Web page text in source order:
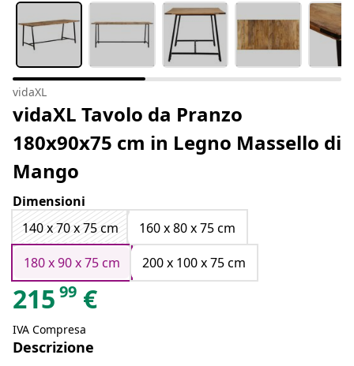
vidaXL
vidaXL Tavolo da Pranzo
180x90x75 cm in Legno Massello di
Mango
Dimensioni
140 x 70 x 75 cm
160 x 80 x 75 cm
180 x 90 x 75 cm
200 x 100 x 75 cm
215 99 €
IVA Compresa
Descrizione